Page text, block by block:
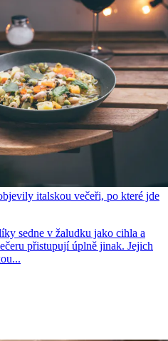
italskou večeři, po které jde
sedne v žaludku jako cihla a
přistupují úplně jinak. Jejich